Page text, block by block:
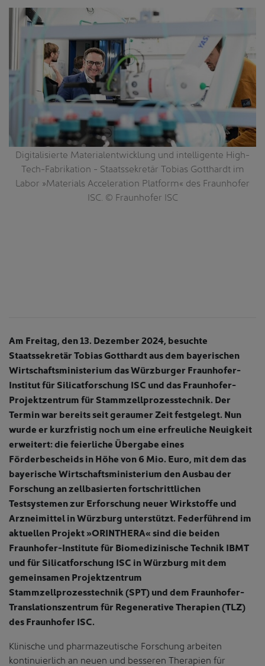
Digitalisierte Materialentwicklung und intelligente High-
Tech-Fabrikation - Staatssekretär Tobias Gotthardt im
Labor »Materials Acceleration Platform« des Fraunhofer
ISC. © Fraunhofer ISC
Am Freitag, den 13. Dezember 2024, besuchte
Staatssekretär Tobias Gotthardt aus dem bayerischen
Wirtschaftsministerium das Würzburger Fraunhofer-
Institut für Silicatforschung ISC und das Fraunhofer-
Projektzentrum für Stammzellprozesstechnik. Der
Termin war bereits seit geraumer Zeit festgelegt. Nun
wurde er kurzfristig noch um eine erfreuliche Neuigkeit
erweitert: die feierliche Übergabe eines
Förderbescheids in Höhe von 6 Mio. Euro, mit dem das
bayerische Wirtschaftsministerium den Ausbau der
Forschung an zellbasierten fortschrittlichen
Testsystemen zur Erforschung neuer Wirkstoffe und
Arzneimittel in Würzburg unterstützt. Federführend im
aktuellen Projekt »ORINTHERA« sind die beiden
Fraunhofer-Institute für Biomedizinische Technik IBMT
und für Silicatforschung ISC in Würzburg mit dem
gemeinsamen Projektzentrum
Stammzellprozesstechnik (SPT) und dem Fraunhofer-
Translationszentrum für Regenerative Therapien (TLZ)
des Fraunhofer ISC.
Klinische und pharmazeutische Forschung arbeiten
kontinuierlich an neuen und besseren Therapien für